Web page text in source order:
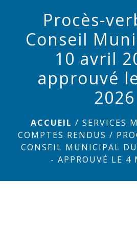
Procès-
Conseil
10 avril
approuvé
2026
ACCUEIL / SERVICES
COMPTES RENDUS /
CONSEIL MUNICIPAL
- APPROUVÉ LE 4